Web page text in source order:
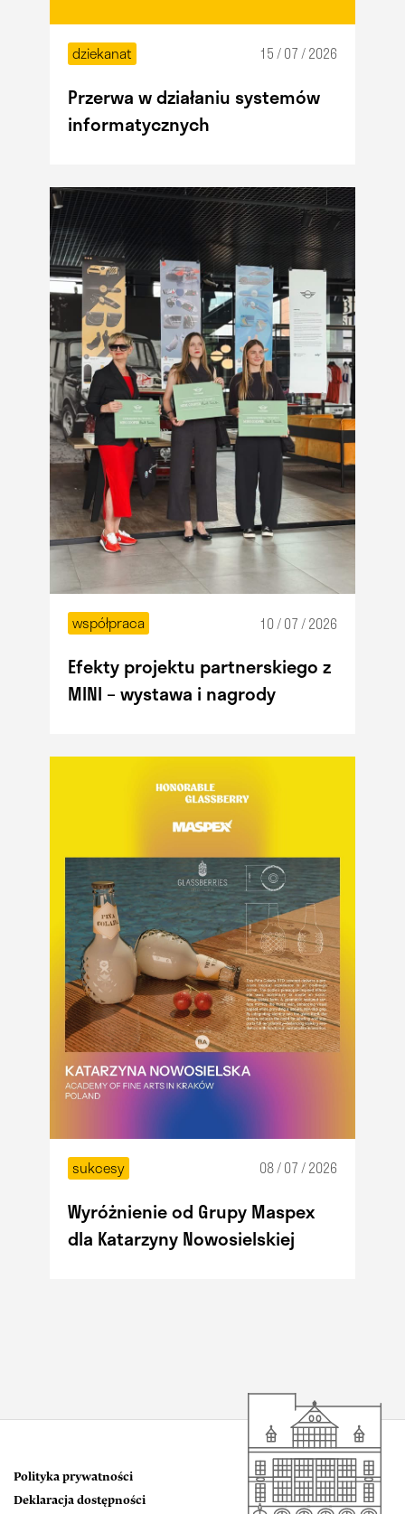
dziekanat 15 / 07 / 2026
Przerwa w działaniu systemów
informatycznych
współpraca 10 / 07 / 2026
Efekty projektu partnerskiego z
MINI – wystawa i nagrody
sukcesy 08 / 07 / 2026
Wyróżnienie od Grupy Maspex
dla Katarzyny Nowosielskiej
Polityka prywatności
Deklaracja dostępności